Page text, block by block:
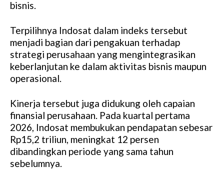
bisnis.
Terpilihnya Indosat dalam indeks tersebut
menjadi bagian dari pengakuan terhadap
strategi perusahaan yang mengintegrasikan
keberlanjutan ke dalam aktivitas bisnis maupun
operasional.
Kinerja tersebut juga didukung oleh capaian
finansial perusahaan. Pada kuartal pertama
2026, Indosat membukukan pendapatan sebesar
Rp15,2 triliun, meningkat 12 persen
dibandingkan periode yang sama tahun
sebelumnya.